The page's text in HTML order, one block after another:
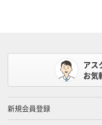
アス
お気
新規会員登録